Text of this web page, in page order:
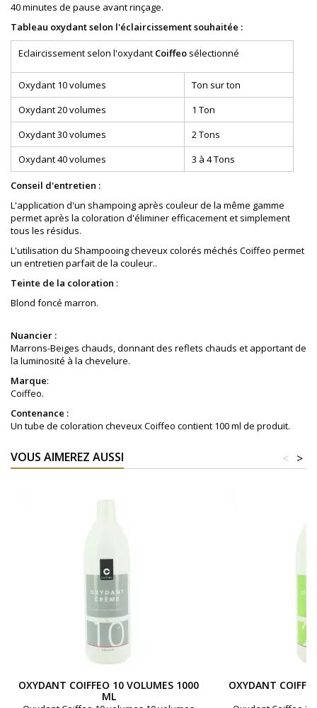
40 minutes de pause avant rinçage.
Tableau oxydant selon l'éclaircissement souhaitée :
Eclaircissement selon l'oxydant Coiffeo sélectionné
Oxydant 10 volumes
Ton sur ton
Oxydant 20 volumes
1 Ton
Oxydant 30 volumes
2 Tons
Oxydant 40 volumes
3 à 4 Tons
Conseil d'entretien :
L'application d'un shampoing après couleur de la même gamme
permet après la coloration d'éliminer efficacement et simplement
tous les résidus.
L'utilisation du Shampooing cheveux colorés méchés Coiffeo permet
un entretien parfait de la couleur..
Teinte de la coloration :
Blond foncé marron.
Nuancier :
Marrons-Beiges chauds, donnant des reflets chauds et apportant de
la luminosité à la chevelure.
Marque:
Coiffeo.
Contenance :
Un tube de coloration cheveux Coiffeo contient 100 ml de produit.
VOUS AIMEREZ AUSSI >
<
OXYDANT COIFFEO 10 VOLUMES 1000
ML
OXYDANT